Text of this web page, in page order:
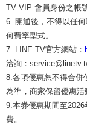
TV VIP 會員身份之帳
6. 開通後，不得以任
何費率型式。
7. LINE TV官方網站：
洽詢：
8.各項優惠恕不得合併
為準，商家保留優惠活
9.本券優惠期間至
費。